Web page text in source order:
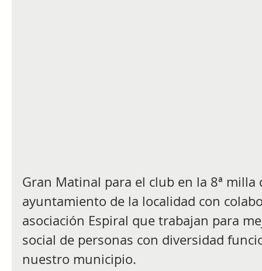
Gran Matinal para el club en la 8ª
ayuntamiento de la localidad con
asociación Espiral que trabajan para
social de personas con diversidad
nuestro municipio.